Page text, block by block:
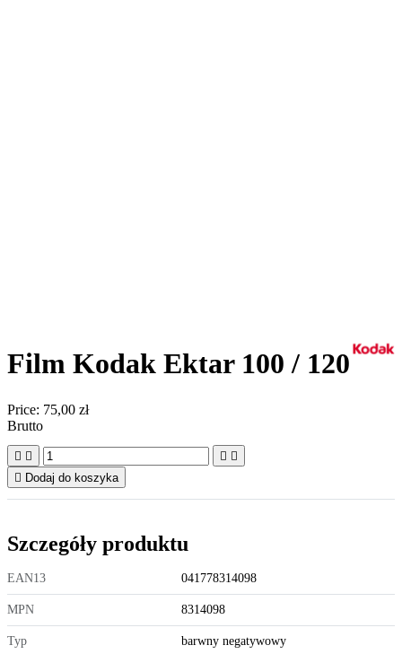
Film Kodak Ektar 100 / 120
Price: 75,00 zł
Brutto
   
 Dodaj do koszyka
Szczegóły produktu
EAN13 041778314098
MPN 8314098
Typ barwny negatywowy